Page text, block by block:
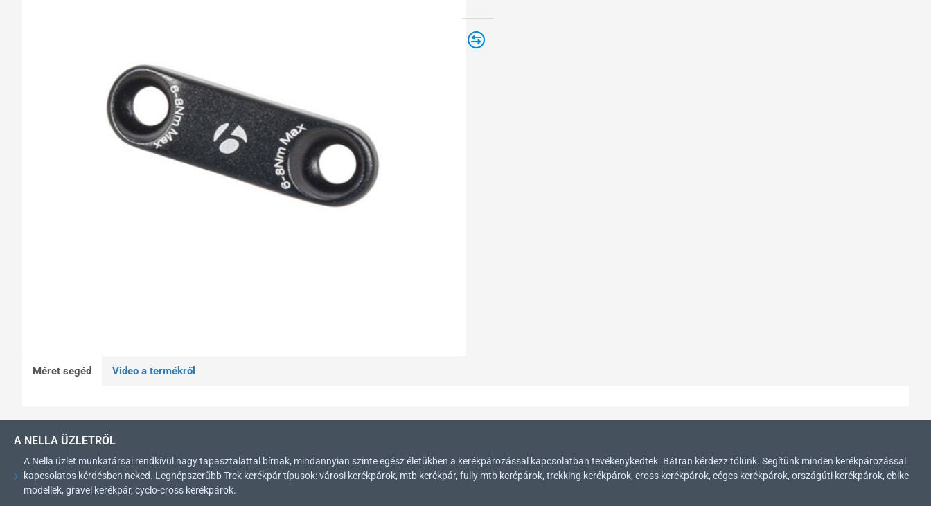
Méret segéd Video a termékről
A NELLA ÜZLETRŐL
A Nella üzlet munkatársai rendkívül nagy tapasztalattal bírnak, mindannyian szinte egész életükben a kerékpározással kapcsolatban tevékenykedtek. Bátran kérdezz tőlünk. Segítünk minden kerékpározással
kapcsolatos kérdésben neked. Legnépszerűbb Trek kerékpár típusok: városi kerékpárok, mtb kerékpár, fully mtb kerépárok, trekking kerékpárok, cross kerékpárok, céges kerékpárok, országúti kerékpárok, ebike
modellek, gravel kerékpár, cyclo-cross kerékpárok.